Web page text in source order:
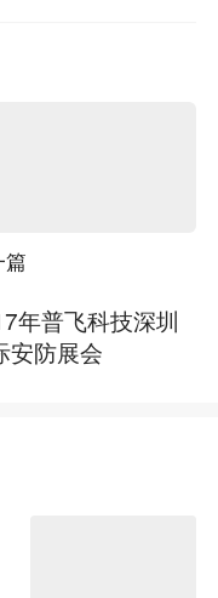
篇
年普飞科技深圳
安防展会